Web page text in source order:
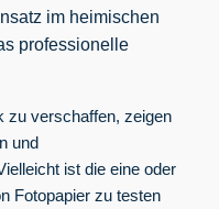
im heimischen
professionelle
zu verschaffen, zeigen
und
ist die eine oder
Fotopapier zu testen